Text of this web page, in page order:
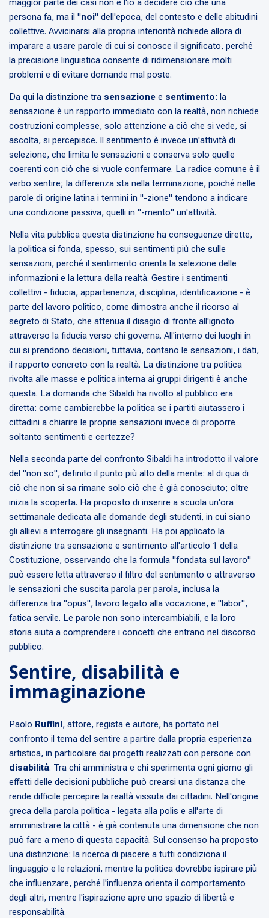
maggior parte dei casi non è l'io a decidere ciò che una
persona fa, ma il "noi" dell'epoca, del contesto e delle abitudini
collettive. Avvicinarsi alla propria interiorità richiede allora di
imparare a usare parole di cui si conosce il significato, perché
la precisione linguistica consente di ridimensionare molti
problemi e di evitare domande mal poste.
Da qui la distinzione tra sensazione e sentimento: la
sensazione è un rapporto immediato con la realtà, non richiede
costruzioni complesse, solo attenzione a ciò che si vede, si
ascolta, si percepisce. Il sentimento è invece un'attività di
selezione, che limita le sensazioni e conserva solo quelle
coerenti con ciò che si vuole confermare. La radice comune è il
verbo sentire; la differenza sta nella terminazione, poiché nelle
parole di origine latina i termini in "-zione" tendono a indicare
una condizione passiva, quelli in "-mento" un'attività.
Nella vita pubblica questa distinzione ha conseguenze dirette,
la politica si fonda, spesso, sui sentimenti più che sulle
sensazioni, perché il sentimento orienta la selezione delle
informazioni e la lettura della realtà. Gestire i sentimenti
collettivi - fiducia, appartenenza, disciplina, identificazione - è
parte del lavoro politico, come dimostra anche il ricorso al
segreto di Stato, che attenua il disagio di fronte all'ignoto
attraverso la fiducia verso chi governa. All'interno dei luoghi in
cui si prendono decisioni, tuttavia, contano le sensazioni, i dati,
il rapporto concreto con la realtà. La distinzione tra politica
rivolta alle masse e politica interna ai gruppi dirigenti è anche
questa. La domanda che Sibaldi ha rivolto al pubblico era
diretta: come cambierebbe la politica se i partiti aiutassero i
cittadini a chiarire le proprie sensazioni invece di proporre
soltanto sentimenti e certezze?
Nella seconda parte del confronto Sibaldi ha introdotto il valore
del "non so", definito il punto più alto della mente: al di qua di
ciò che non si sa rimane solo ciò che è già conosciuto; oltre
inizia la scoperta. Ha proposto di inserire a scuola un'ora
settimanale dedicata alle domande degli studenti, in cui siano
gli allievi a interrogare gli insegnanti. Ha poi applicato la
distinzione tra sensazione e sentimento all'articolo 1 della
Costituzione, osservando che la formula "fondata sul lavoro"
può essere letta attraverso il filtro del sentimento o attraverso
le sensazioni che suscita parola per parola, inclusa la
differenza tra "opus", lavoro legato alla vocazione, e "labor",
fatica servile. Le parole non sono intercambiabili, e la loro
storia aiuta a comprendere i concetti che entrano nel discorso
pubblico.
Sentire, disabilità e
immaginazione
Paolo Ruffini, attore, regista e autore, ha portato nel
confronto il tema del sentire a partire dalla propria esperienza
artistica, in particolare dai progetti realizzati con persone con
disabilità. Tra chi amministra e chi sperimenta ogni giorno gli
effetti delle decisioni pubbliche può crearsi una distanza che
rende difficile percepire la realtà vissuta dai cittadini. Nell'origine
greca della parola politica - legata alla polis e all'arte di
amministrare la città - è già contenuta una dimensione che non
può fare a meno di questa capacità. Sul consenso ha proposto
una distinzione: la ricerca di piacere a tutti condiziona il
linguaggio e le relazioni, mentre la politica dovrebbe ispirare più
che influenzare, perché l'influenza orienta il comportamento
degli altri, mentre l'ispirazione apre uno spazio di libertà e
responsabilità.